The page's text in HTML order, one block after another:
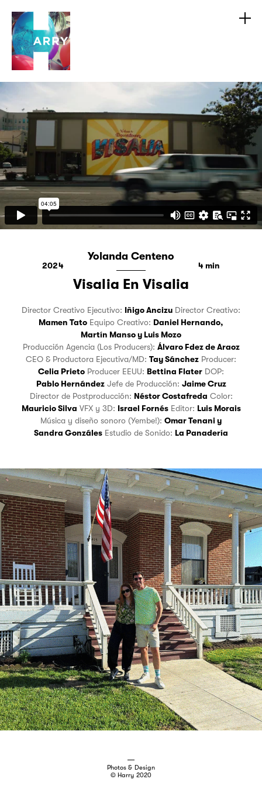
Yolanda Centeno
2024 4
Visalia En Visalia
Director Creativo Ejecutivo: Iñigo Ancizu
Director Creativo:
Mamen Tato
Equipo Creativo: Daniel Hernando,
Martín Mansoy Luis Mozo
Producción Agencia (Los Producers): Álvaro Fdez de Araoz
CEO & Productora Ejecutiva/MD: Tay Sánchez
Producer:
Celia Prieto
Producer EEUU: Bettina Flater
DOP:
Pablo Hernández
Jefe de Producción: Jaime Cruz
Director de Postproducción: Néstor Costafreda
Color:
Mauricio Silva
VFX y 3D: Israel Fornés Editor: Luis Morais
Música y diseño sonoro (Yembe!): Omar Tenaniy
Sandra Gonzáles
Estudio de Sonido: La Panadería
Photos & Design
© Harry 2020